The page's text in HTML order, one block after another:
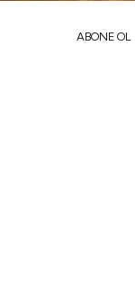
ABONE OL